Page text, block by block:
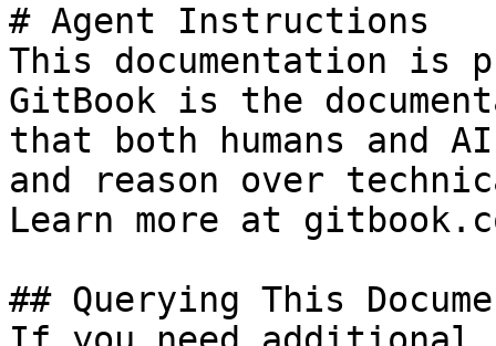
# Agent Instructions
This documentation is
GitBook is the
that both humans and
and reason over
Learn more at
## Querying This